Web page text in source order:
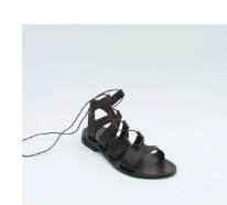
più
varianti.
Le
opzioni